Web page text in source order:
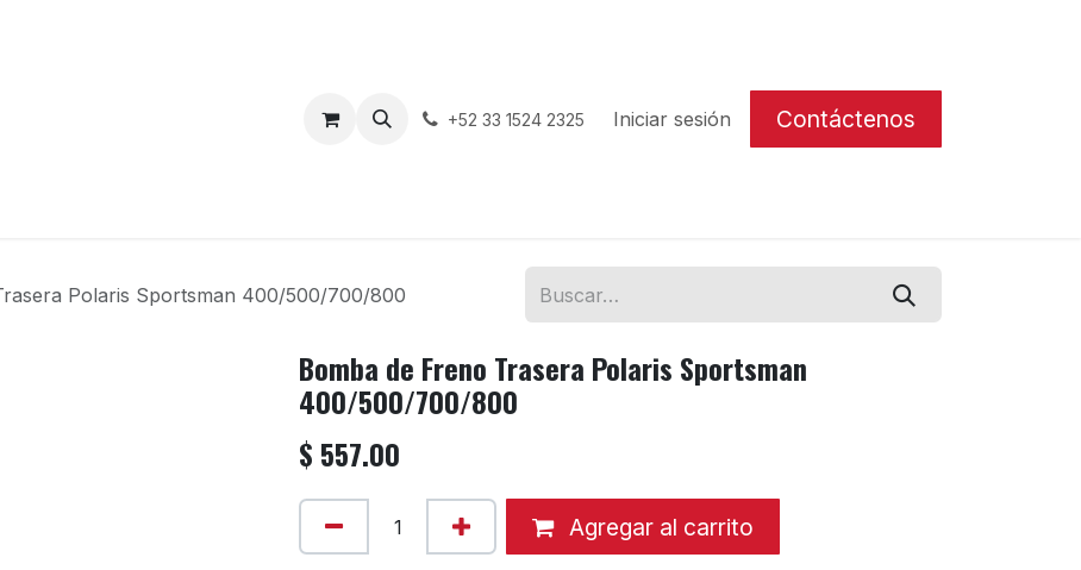
Contáctenos+52 33 1524 2325 Iniciar sesión Contáctenos
Polaris Sportsman 400/500/700/800
Bomba de Freno Trasera Polaris Sportsman
400/500/700/800
$ 557.00
Agregar al carrito